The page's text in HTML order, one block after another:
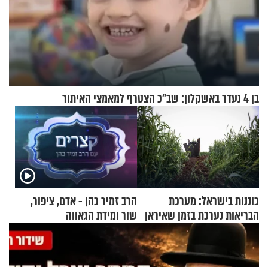
בן 4 נעדר באשקלון: שב"כ הצטרף למאמצי האיתור
כוננות בישראל: מערכת
הבריאות נערכת בזמן שאיראן
מאיימת על הבריטים
הרב זמיר כהן - אדם, ציפור,
שור ומידת הגאווה